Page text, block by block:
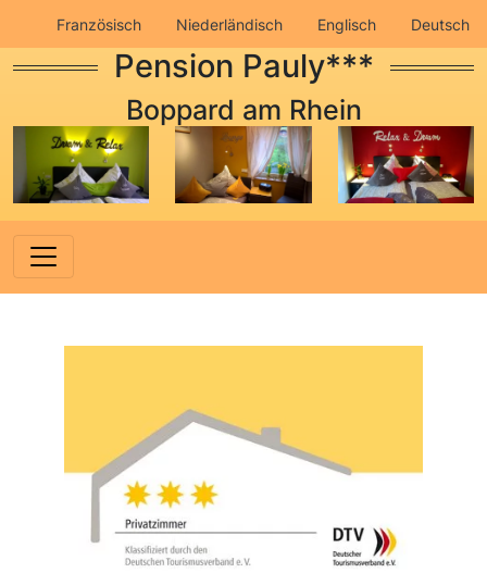
Französisch Niederländisch Englisch Deutsch
Impressum Datenschutz
Pension Pauly***
Boppard am Rhein